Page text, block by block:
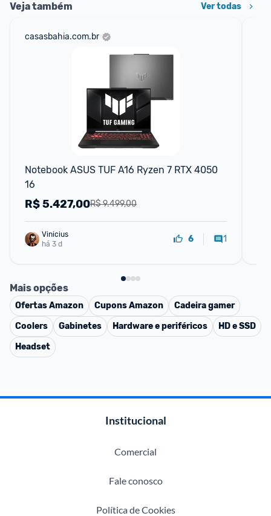
Veja também Ver todas
casasbahia.com.br
Notebook ASUS TUF A16 Ryzen 7 RTX 4050
16
R$ 9.499,00
R$5.427,00
Vinicius
há 3 d
6 1
Mais opções
OfertasAmazon CuponsAmazon
Cadeira gamer
Coolers
Gabinetes Hardware e periféricos
HD e SSD
Headset
Institucional
Comercial
Fale conosco
Política de Cookies